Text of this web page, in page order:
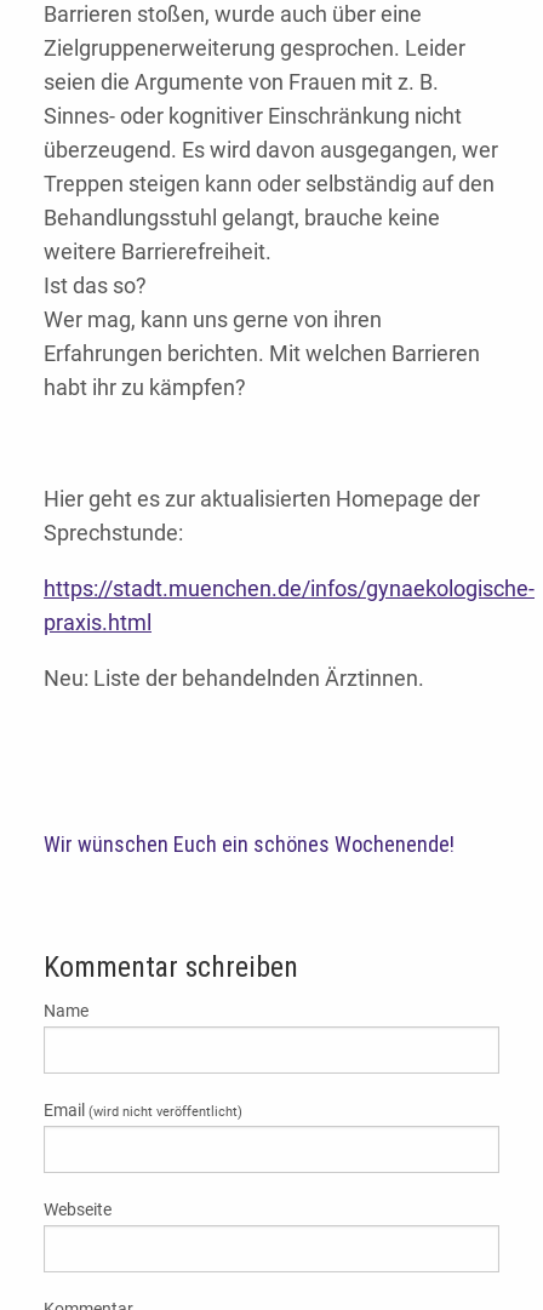
Barrieren stoßen, wurde auch über eine
Zielgruppenerweiterung gesprochen. Leider
seien die Argumente von Frauen mit z. B.
Sinnes- oder kognitiver Einschränkung nicht
überzeugend. Es wird davon ausgegangen, wer
Treppen steigen kann oder selbständig auf den
Behandlungsstuhl gelangt, brauche keine
weitere Barrierefreiheit.
Ist das so?
Wer mag, kann uns gerne von ihren
Erfahrungen berichten. Mit welchen Barrieren
habt ihr zu kämpfen?
Hier geht es zur aktualisierten Homepage der
Sprechstunde:
https://stadt.muenchen.de/infos/gynaekologische-
praxis.html
Neu: Liste der behandelnden Ärztinnen.
Wir wünschen Euch ein schönes Wochenende!
Kommentar schreiben
Name
Email (wird nicht veröffentlicht)
Webseite